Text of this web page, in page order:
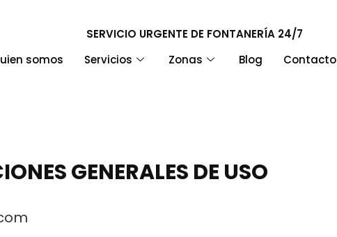
SERVICIO URGENTE DE FONTANERÍA 24/7
somos
Servicios Zonas Blog Contacto
GENERALES DE USO